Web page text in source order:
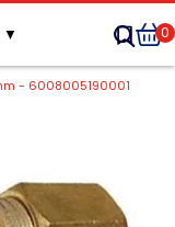
▼ 0
- 6008005190001